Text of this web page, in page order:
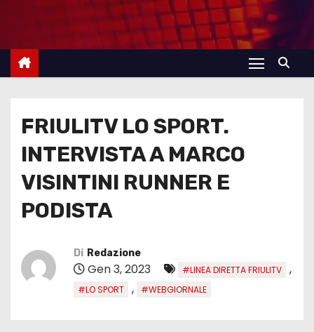
FRIULITV LO SPORT.
INTERVISTA A MARCO
VISINTINI RUNNER E
PODISTA
Di Redazione
Gen 3, 2023 #LINEA DIRETTA FRIULITV ,
#LO SPORT , #WEBGIORNALE